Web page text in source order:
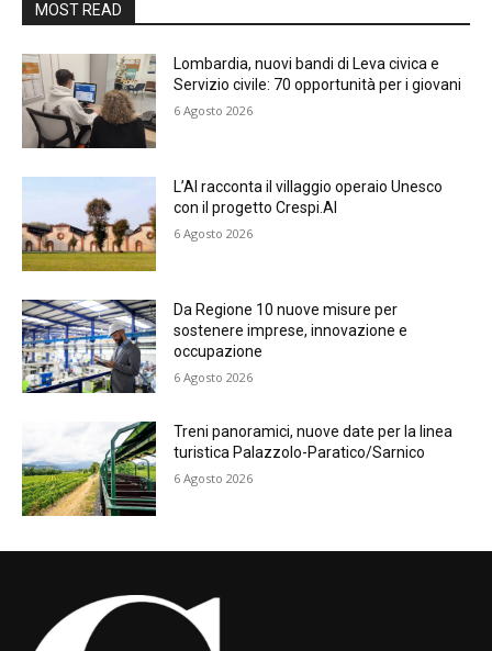
MOST READ
Lombardia, nuovi bandi di Leva civica e
Servizio civile: 70 opportunità per i giovani
6 Agosto 2026
L’AI racconta il villaggio operaio Unesco
con il progetto Crespi.AI
6 Agosto 2026
Da Regione 10 nuove misure per
sostenere imprese, innovazione e
occupazione
6 Agosto 2026
Treni panoramici, nuove date per la linea
turistica Palazzolo-Paratico/Sarnico
6 Agosto 2026